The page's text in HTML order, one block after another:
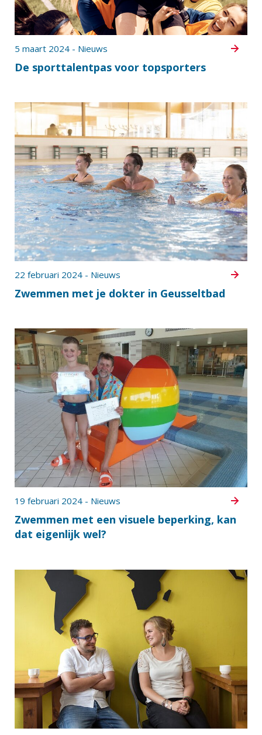
De sporttalentpas voor topsporters
5 maart 2024 - Nieuws
Zwemmen met je dokter in Geusseltbad
22 februari 2024 - Nieuws
Zwemmen met een visuele beperking, kan
dat eigenlijk wel?
19 februari 2024 - Nieuws